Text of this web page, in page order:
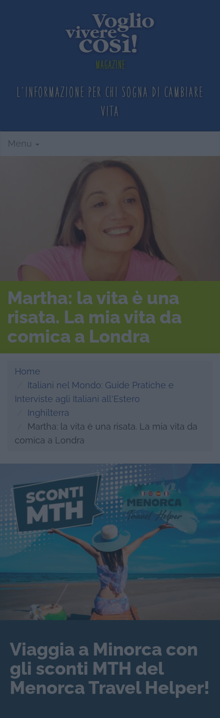
Magazine
L'informazione per chi sogna di cambiare
vita
Menu
Martha: la vita è una
risata. La mia vita da
comica a Londra
Home
Italiani nel Mondo: Guide Pratiche e
Interviste agli Italiani all'Estero
Inghilterra
Martha: la vita è una risata. La mia vita da
comica a Londra
Viaggia a Minorca con
gli sconti MTH del
Menorca Travel Helper!